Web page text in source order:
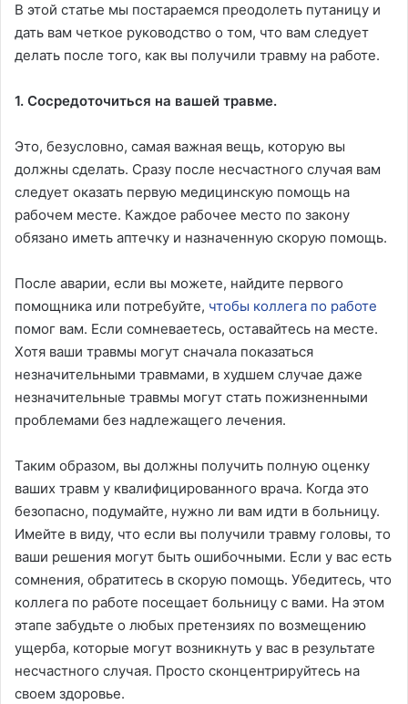
В этой статье мы постараемся преодолеть путаницу и
дать вам четкое руководство о том, что вам следует
делать после того, как вы получили травму на работе.
1. Сосредоточиться на вашей травме.
Это, безусловно, самая важная вещь, которую вы
должны сделать. Сразу после несчастного случая вам
следует оказать первую медицинскую помощь на
рабочем месте. Каждое рабочее место по закону
обязано иметь аптечку и назначенную скорую помощь.
После аварии, если вы можете, найдите первого
помощника или потребуйте, чтобы коллега по работе
помог вам. Если сомневаетесь, оставайтесь на месте.
Хотя ваши травмы могут сначала показаться
незначительными травмами, в худшем случае даже
незначительные травмы могут стать пожизненными
проблемами без надлежащего лечения.
Таким образом, вы должны получить полную оценку
ваших травм у квалифицированного врача. Когда это
безопасно, подумайте, нужно ли вам идти в больницу.
Имейте в виду, что если вы получили травму головы, то
ваши решения могут быть ошибочными. Если у вас есть
сомнения, обратитесь в скорую помощь. Убедитесь, что
коллега по работе посещает больницу с вами. На этом
этапе забудьте о любых претензиях по возмещению
ущерба, которые могут возникнуть у вас в результате
несчастного случая. Просто сконцентрируйтесь на
своем здоровье.